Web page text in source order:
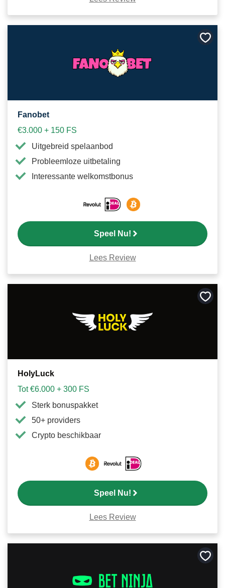
Fanobet
€3.000 + 150 FS
Uitgebreid spelaanbod
Probleemloze uitbetaling
Interessante welkomstbonus
Speel Nu!
Lees Review
HolyLuck
Tot €6.000 + 300 FS
Sterk bonuspakket
50+ providers
Crypto beschikbaar
Speel Nu!
Lees Review